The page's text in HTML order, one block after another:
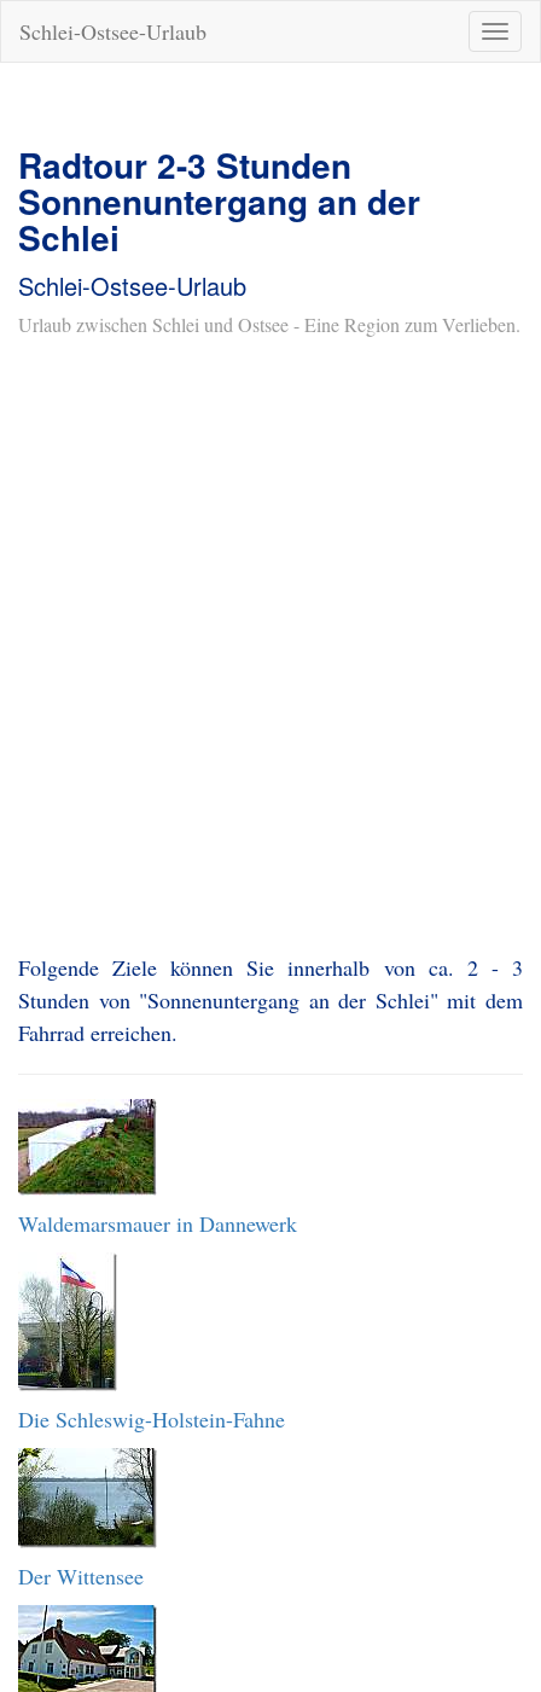
ein-/
Schlei-Ostsee-Urlaub
Radtour 2-3 Stunden
Sonnenuntergang an der
Schlei
Schlei-Ostsee-Urlaub
Urlaub zwischen Schlei und Ostsee - Eine Region zum Verlieben.
Folgende Ziele können Sie innerhalb von ca. 2 - 3
Stunden von "Sonnenuntergang an der Schlei" mit dem
Fahrrad erreichen.
Waldemarsmauer in Dannewerk
Die Schleswig-Holstein-Fahne
Der Wittensee